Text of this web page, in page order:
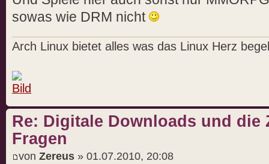
sowas wie DRM nicht
Arch Linux bietet alles was das Linux Herz
Re: Digitale Downloads und die
Fragen
von Zereus » 01.07.2010, 20:08